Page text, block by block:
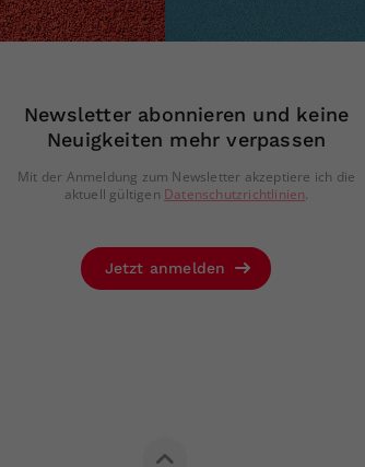
Newsletter abonnieren und keine
Neuigkeiten mehr verpassen
Mit der Anmeldung zum Newsletter akzeptiere ich die
aktuell gültigen Datenschutzrichtlinien.
Jetzt anmelden